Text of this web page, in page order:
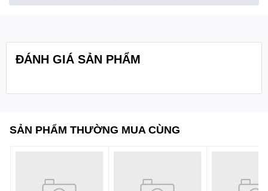
D: 36mm
ĐÁNH GIÁ SẢN PHẨM
SẢN PHẨM THƯỜNG MUA CÙNG